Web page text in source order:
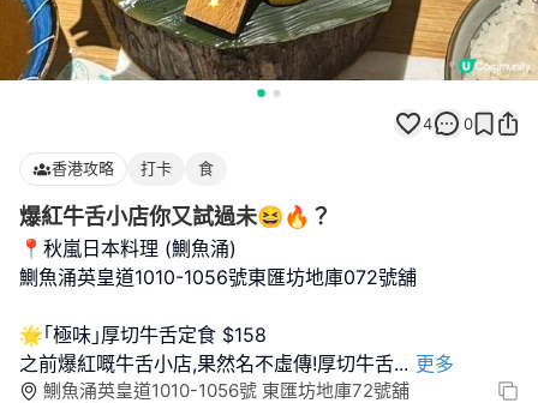
4 0
香港攻略 打卡 食
爆紅牛舌小店你又試過未😆🔥？
📍秋嵐日本料理 (鰂魚涌)
鰂魚涌英皇道1010-1056號東匯坊地庫072號舖
🌟｢極味｣厚切牛舌定食 $158
之前爆紅嘅牛舌小店,果然名不虛傳!厚切牛舌... 更多
鰂魚涌英皇道1010-1056號 東匯坊地庫72號舖